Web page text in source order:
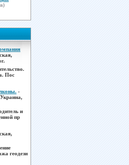
Пос
-
и
пр
геодези